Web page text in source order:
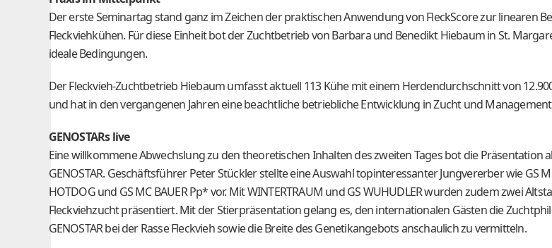
Der erste Seminartag stand ganz im Zeichen der praktischen Anwendung von FleckScore zur linearen
Fleckviehkühen. Für diese Einheit bot der Zuchtbetrieb von Barbara und Benedikt Hiebaum in St.
ideale Bedingungen.
Der Fleckvieh-Zuchtbetrieb Hiebaum umfasst aktuell 113 Kühe mit einem Herdendurchschnitt von
und hat in den vergangenen Jahren eine beachtliche betriebliche Entwicklung in Zucht und
GENOSTARs live
Eine willkommene Abwechslung zu den theoretischen Inhalten des zweiten Tages bot die Präsentation
GENOSTAR. Geschäftsführer Peter Stückler stellte eine Auswahl topinteressanter Jungvererber wie GS
HOTDOG und GS MC BAUER Pp* vor. Mit WINTERTRAUM und GS WUHUDLER wurden zudem zwei
Fleckviehzucht präsentiert. Mit der Stierpräsentation gelang es, den internationalen Gästen die
GENOSTAR bei der Rasse Fleckvieh sowie die Breite des Genetikangebots anschaulich zu vermitteln.